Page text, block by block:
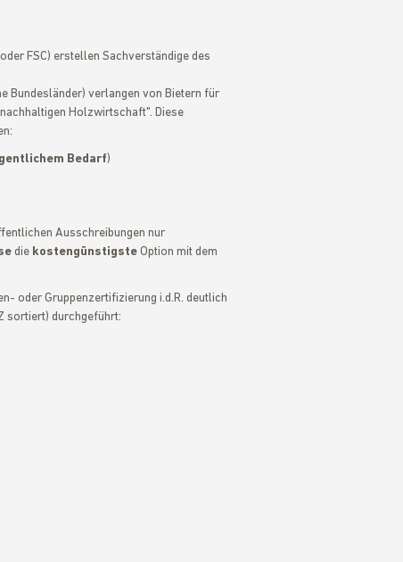
FSC) erstellen Sachverständige des
Bundesländer) verlangen von Bietern für
Holzwirtschaft". Diese
Bedarf)
Ausschreibungen nur
die kostengünstigsteOption mit dem
oder Gruppenzertifizierung i.d.R. deutlich
sortiert) durchgeführt: